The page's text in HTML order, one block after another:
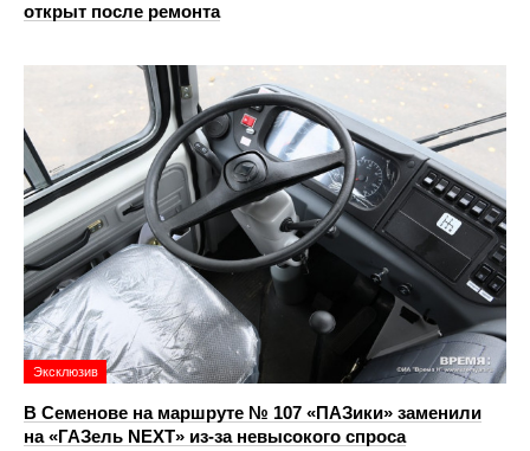
открыт после ремонта
Эксклюзив
В Семенове на маршруте № 107 «ПАЗики» заменили
на «ГАЗель NEXT» из‑за невысокого спроса